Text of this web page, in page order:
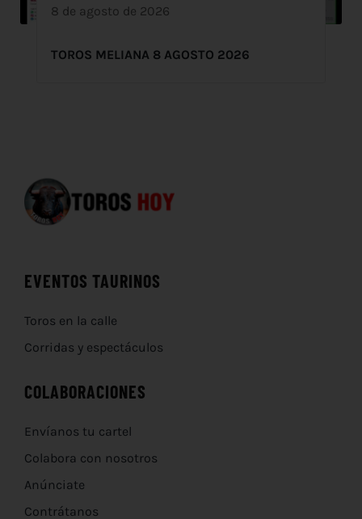
8 de agosto de 2026
TOROS MELIANA 8 AGOSTO 2026
EVENTOS TAURINOS
Toros en la calle
Corridas y espectáculos
COLABORACIONES
Envíanos tu cartel
Colabora con nosotros
Anúnciate
Contrátanos